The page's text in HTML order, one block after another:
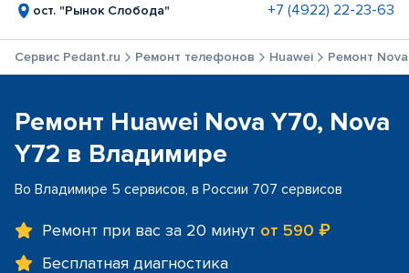
ост. "Рынок Слобода" +7 (4922) 22-23-63
Сервис Pedant.ru Ремонт телефонов Huawei Ремонт
Ремонт Huawei Nova Y70, Nova
Y72 в Владимире
Во Владимире 5 сервисов, в России 707 сервисов
Ремонт при вас за 20 минут от 590 ₽
Бесплатная диагностика